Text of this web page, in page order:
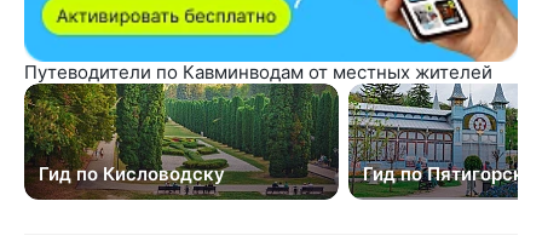
Путеводители по Кавминводам от местных жителей
Гид по Кисловодску Гид по Пятигорску